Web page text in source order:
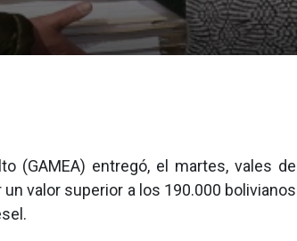
(GAMEA) entregó, el martes, vales de
valor superior a los 190.000 bolivianos